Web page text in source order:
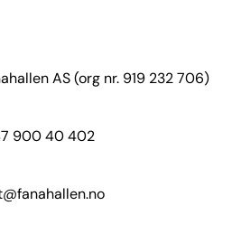
AS (org nr. 919 232 706)
900 40 402